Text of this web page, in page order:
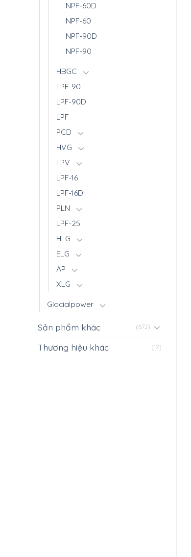
NPF-60D
NPF-60
NPF-90D
NPF-90
HBGC
LPF-90
LPF-90D
LPF
PCD
HVG
LPV
LPF-16
LPF-16D
PLN
LPF-25
HLG
ELG
AP
XLG
Glacialpower
Sản phẩm khác (672)
Thương hiệu khác (12)